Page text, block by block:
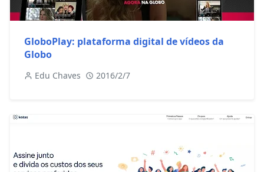
GloboPlay: plataforma digital de vídeos da
Globo
Edu Chaves 2016/2/7